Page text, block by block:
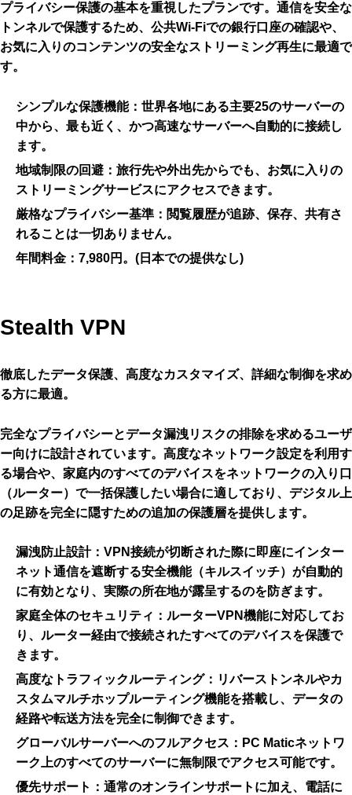
プライバシー保護の基本を重視したプランです。通信を安全な
トンネルで保護するため、公共Wi-Fiでの銀行口座の確認や、
お気に入りのコンテンツの安全なストリーミング再生に最適で
す。
シンプルな保護機能： 世界各地にある主要25のサーバーの
中から、最も近く、かつ高速なサーバーへ自動的に接続し
ます。
地域制限の回避： 旅行先や外出先からでも、お気に入りの
ストリーミングサービスにアクセスできます。
厳格なプライバシー基準： 閲覧履歴が追跡、保存、共有さ
れることは一切ありません。
年間料金： 7,980円。(日本での提供なし)
Stealth VPN
徹底したデータ保護、高度なカスタマイズ、詳細な制御を求め
る方に最適。
完全なプライバシーとデータ漏洩リスクの排除を求めるユーザ
ー向けに設計されています。高度なネットワーク設定を利用す
る場合や、家庭内のすべてのデバイスをネットワークの入り口
（ルーター）で一括保護したい場合に適しており、デジタル上
の足跡を完全に隠すための追加の保護層を提供します。
漏洩防止設計： VPN接続が切断された際に即座にインター
ネット通信を遮断する安全機能（キルスイッチ）が自動的
に有効となり、実際の所在地が露呈するのを防ぎます。
家庭全体のセキュリティ： ルーターVPN機能に対応してお
り、ルーター経由で接続されたすべてのデバイスを保護で
きます。
高度なトラフィックルーティング： リバーストンネルやカ
スタムマルチホップルーティング機能を搭載し、データの
経路や転送方法を完全に制御できます。
グローバルサーバーへのフルアクセス： PC Maticネットワ
ーク上のすべてのサーバーに無制限でアクセス可能です。
優先サポート： 通常のオンラインサポートに加え、電話に